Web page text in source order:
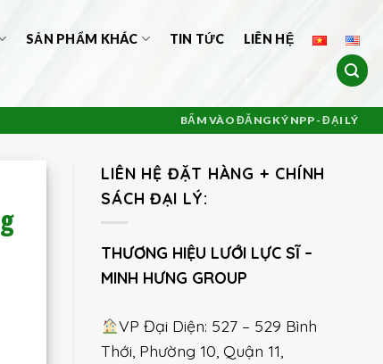
SẢN PHẨM KHÁC TIN TỨC LIÊN HỆ
BẤM VÀO ĐĂNG KÝ NPP - ĐẠI LÝ
LIÊN HỆ ĐẶT HÀNG + CHÍNH
SÁCH ĐẠI LÝ:
THƯƠNG HIỆU LƯỚI LỰC SĨ –
MINH HƯNG GROUP
VP Đại Diện: 527 – 529 Bình
Thới, Phường 10, Quận 11,